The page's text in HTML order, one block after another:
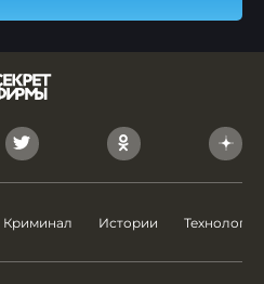
Криминал Истории Технологии